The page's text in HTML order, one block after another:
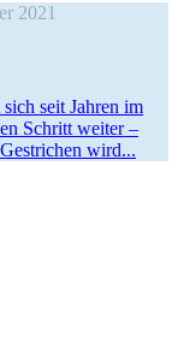
2021
seit Jahren im
Schritt weiter –
wird...